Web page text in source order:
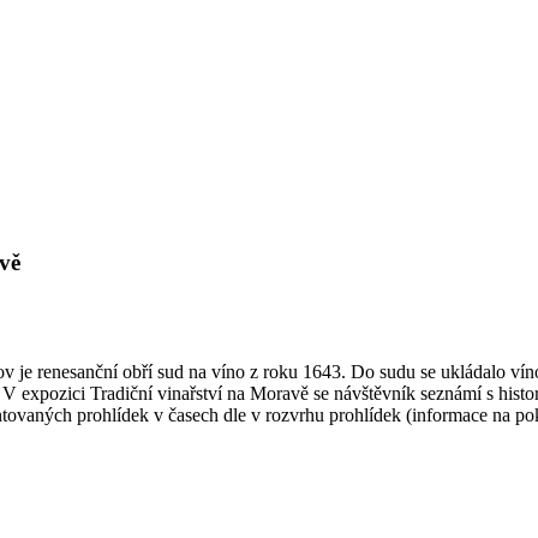
renesanční obří sud na víno z roku 1643. Do sudu se ukládalo
Tradiční vinařství na Moravě se návštěvník seznámí s
prohlídek v časech dle v rozvrhu prohlídek (informace na